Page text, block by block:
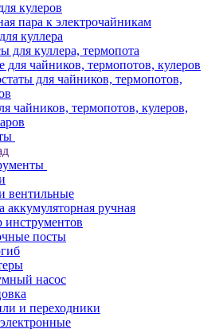
кулеров
пара к электрочайникам
куллера
для куллера, термопота
для чайников, термопотов, кулеров
для чайников, термопотов,
чайников, термопотов, кулеров,
вентильные
аккумуляторная ручная
инструментов
посты
насос
и переходники